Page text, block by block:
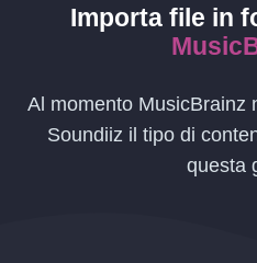
Importa file in
Al momento MusicBrainz
Soundiiz il tipo di
questa